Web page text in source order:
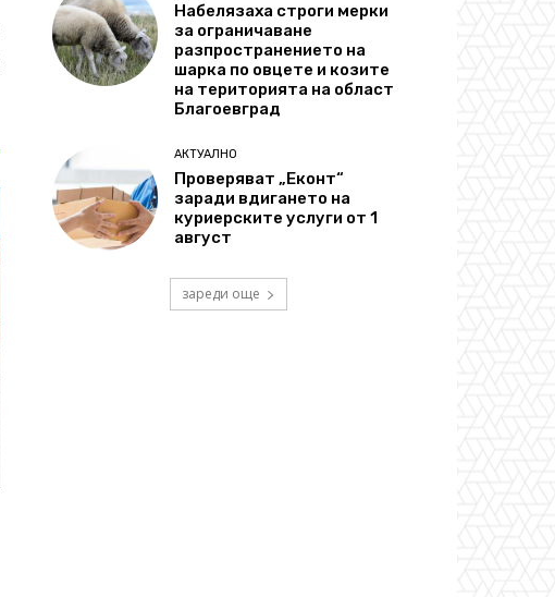
Набелязаха строги мерки
за ограничаване
разпространението на
шарка по овцете и козите
на територията на област
Благоевград
АКТУАЛНО
Проверяват „Еконт“
заради вдигането на
куриерските услуги от 1
август
зареди още